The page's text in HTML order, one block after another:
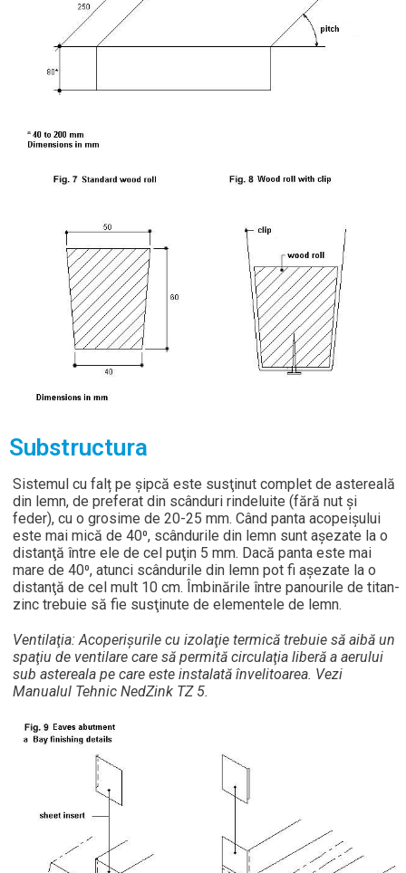
Substructura
Sistemul cu falț pe şipcă este susţinut complet de astereală
din lemn, de preferat din scânduri rindeluite (fără nut şi
feder), cu o grosime de 20-25 mm. Când panta acopeişului
este mai mică de 40⁰, scândurile din lemn sunt așezate la o
distanţă între ele de cel puţin 5 mm. Dacă panta este mai
mare de 40⁰, atunci scândurile din lemn pot fi aşezate la o
distanţă de cel mult 10 cm. Îmbinările între panourile de titan-
zinc trebuie să fie susţinute de elementele de lemn.
Ventilaţia: Acoperişurile cu izolaţie termică trebuie să aibă un
spaţiu de ventilare care să permită circulaţia liberă a aerului
sub astereala pe care este instalată învelitoarea. Vezi
Manualul Tehnic NedZink TZ 5.